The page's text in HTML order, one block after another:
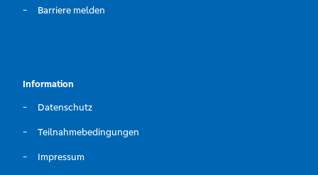
Barriere melden
Information
Datenschutz
Teilnahmebedingungen
Impressum